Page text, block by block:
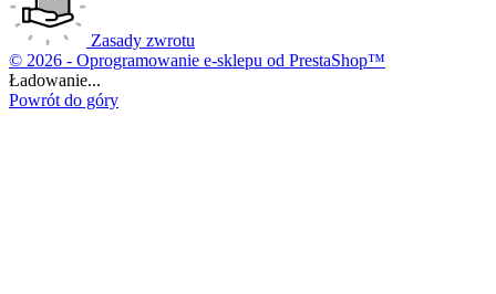
Zasady zwrotu
© 2026 - Oprogramowanie e-sklepu od PrestaShop™
Ładowanie...
Powrót do góry